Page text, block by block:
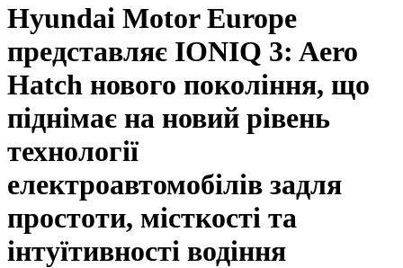
Hyundai Motor Europe
представляє IONIQ 3: Aero
Hatch нового покоління, що
піднімає на новий рівень
технології
електроавтомобілів задля
простоти, місткості та
інтуїтивності водіння